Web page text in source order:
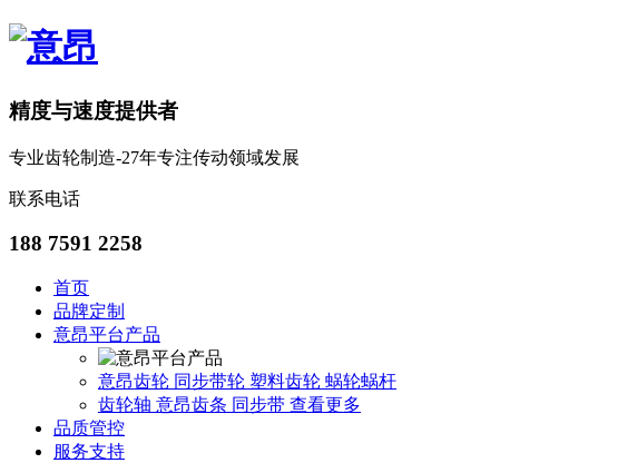
精度与速度提供者
专业齿轮制造-27年专注传动领域发展
联系电话
188 7591 2258
首页
品牌定制
意昂平台产品
意昂齿轮 同步带轮 塑料齿轮 蜗轮蜗杆
齿轮轴 意昂齿条 同步带 查看更多
品质管控
服务支持